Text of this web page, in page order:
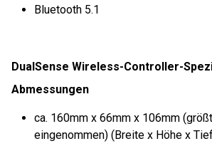
Bluetooth 5.1
DualSense Wireless-Controller-
Abmessungen
ca. 160mm x 66mm x 106mm
eingenommen) (Breite x Höhe x